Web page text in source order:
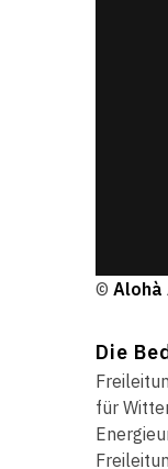
© Alohà
Die
für